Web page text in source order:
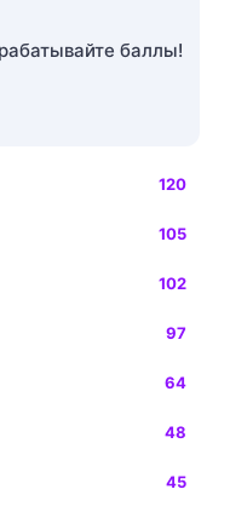
баллы!
120
105
102
97
64
48
45